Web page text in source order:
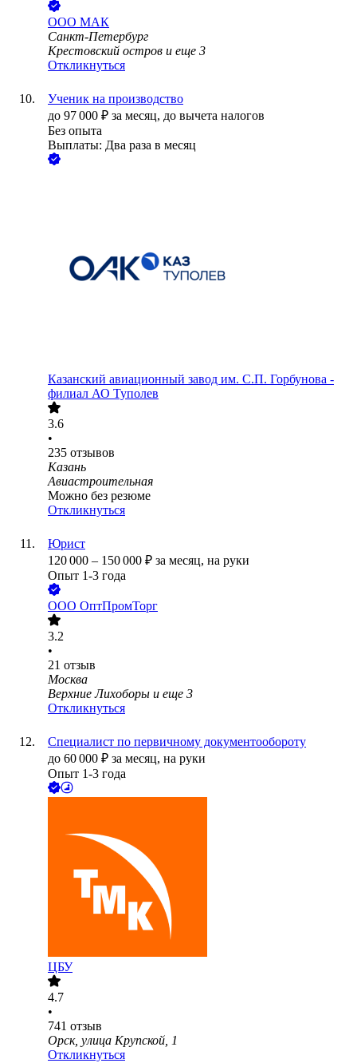
ООО МАК
Санкт-Петербург
Крестовский остров и еще 3
Откликнуться
Ученик на производство
до 97 000 ₽ за месяц, до вычета налогов
Без опыта
Выплаты: Два раза в месяц
Казанский авиационный завод им. С.П. Горбунова -
филиал АО Туполев
3.6
•
235 отзывов
Казань
Авиастроительная
Можно без резюме
Откликнуться
Юрист
120 000 – 150 000 ₽ за месяц, на руки
Опыт 1-3 года
ООО ОптПромТорг
3.2
•
21 отзыв
Москва
Верхние Лихоборы и еще 3
Откликнуться
Специалист по первичному документообороту
до 60 000 ₽ за месяц, на руки
Опыт 1-3 года
ЦБУ
4.7
•
741 отзыв
Орск, улица Крупской, 1
Откликнуться